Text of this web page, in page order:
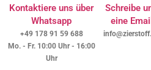
Kontaktiere uns über
Whatsapp
+49 178 91 59 688
Mo. - Fr. 10:00 Uhr - 16:00
Uhr
Schreibe
eine Email